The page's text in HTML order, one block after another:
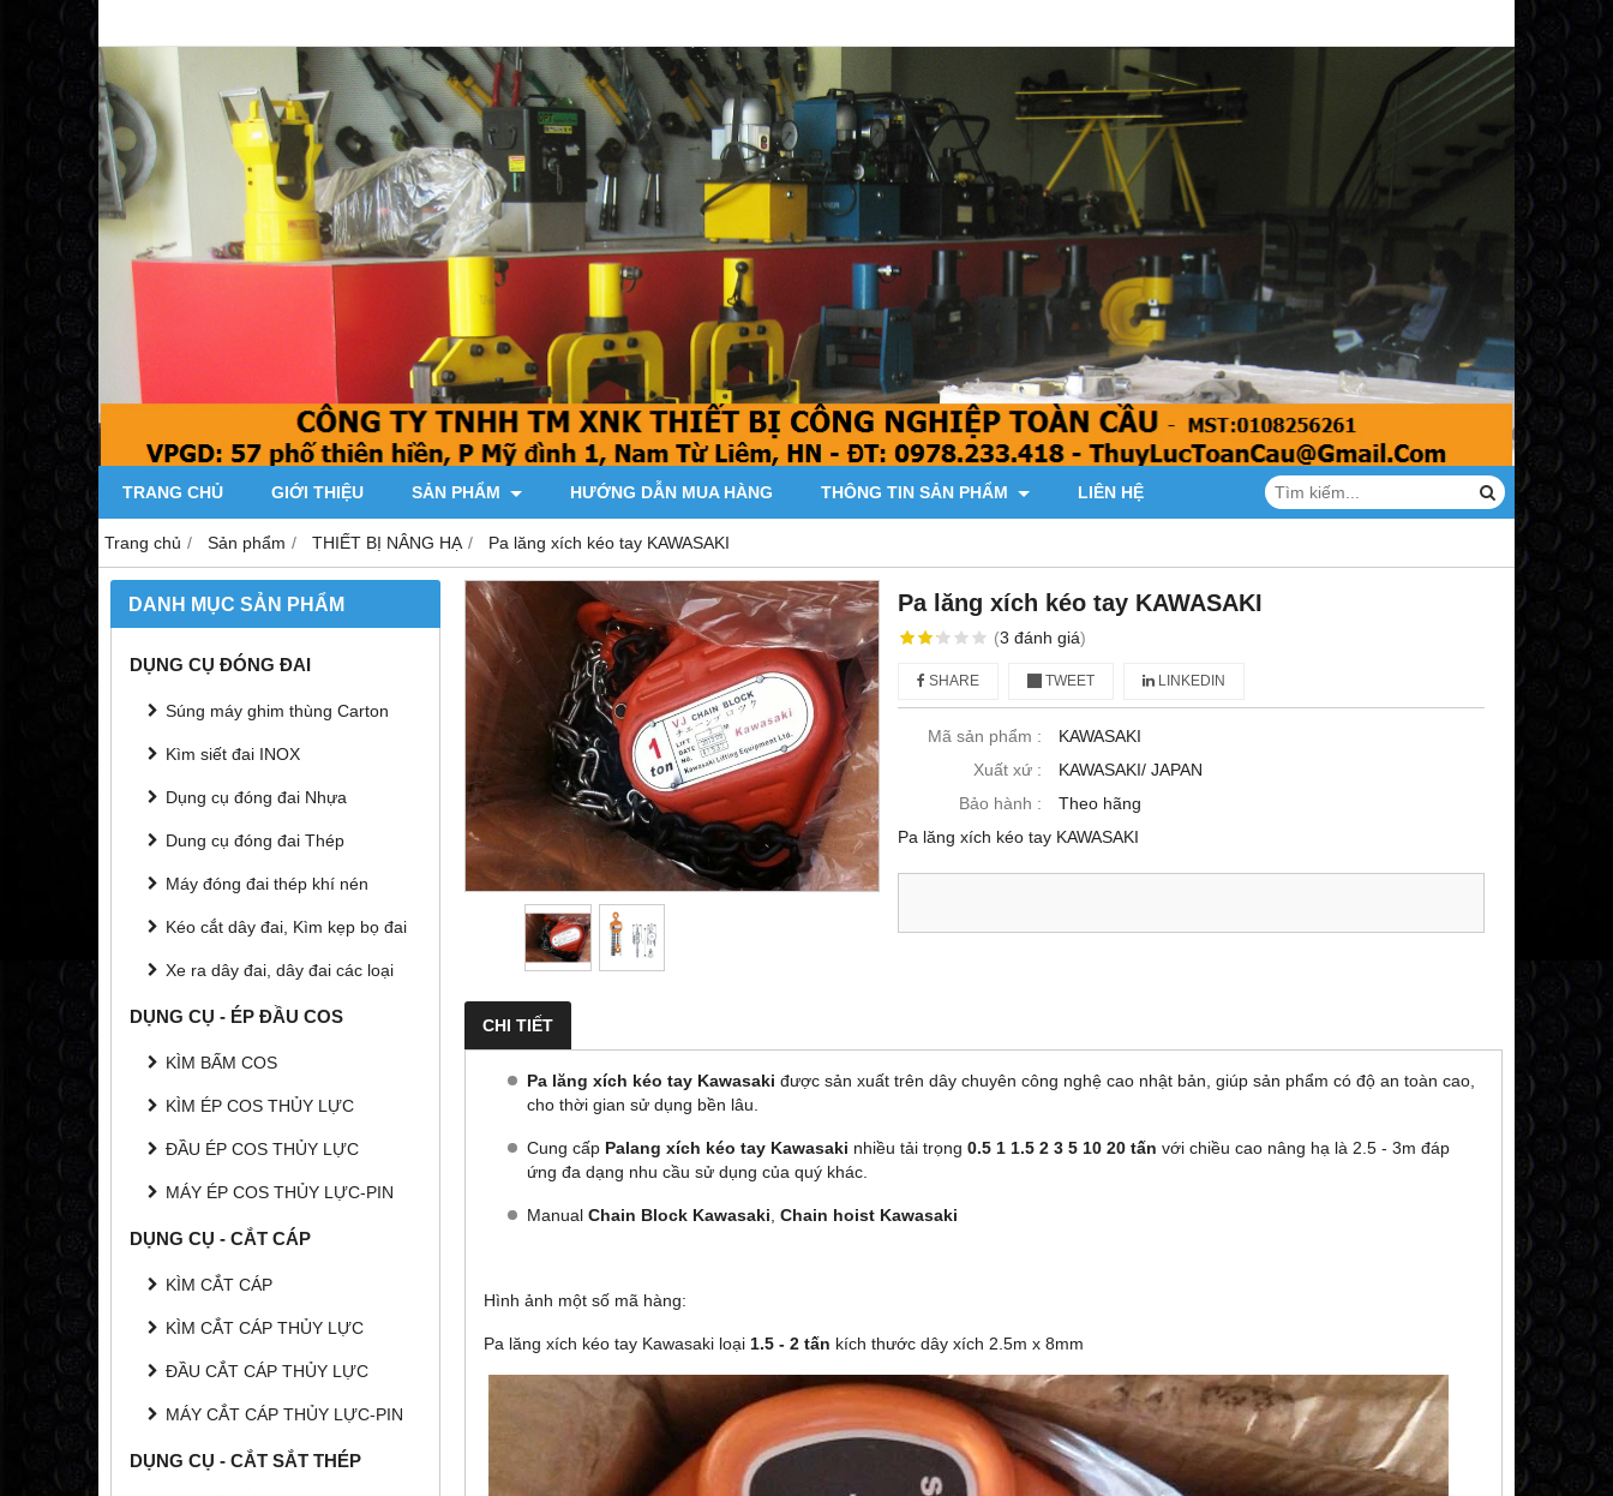
TRANG CHỦ GIỚI THIỆU SẢN PHẨM HƯỚNG DẪN MUA HÀNG THÔNG TIN SẢN PHẨM LIÊN HỆ
Trang chủ Sản phẩm THIẾT BỊ NÂNG HẠ Pa lăng xích kéo tay KAWASAKI
DANH MỤC SẢN PHẨM
DỤNG CỤ ĐÓNG ĐAI
Súng máy ghim thùng Carton
Kìm siết đai INOX
Dụng cụ đóng đai Nhựa
Dung cụ đóng đai Thép
Máy đóng đai thép khí nén
Kéo cắt dây đai, Kìm kẹp bọ đai
Xe ra dây đai, dây đai các loại
DỤNG CỤ - ÉP ĐẦU COS
KÌM BẤM COS
KÌM ÉP COS THỦY LỰC
ĐẦU ÉP COS THỦY LỰC
MÁY ÉP COS THỦY LỰC-PIN
DỤNG CỤ - CẮT CÁP
KÌM CẮT CÁP
KÌM CẮT CÁP THỦY LỰC
ĐẦU CẮT CÁP THỦY LỰC
MÁY CẮT CÁP THỦY LỰC-PIN
DỤNG CỤ - CẮT SẮT THÉP
Pa lăng xích kéo tay KAWASAKI
(3 đánh giá)
SHARE TWEET LINKEDIN
Mã sản phẩm :
KAWASAKI
Xuất xứ :
KAWASAKI/ JAPAN
Bảo hành :
Theo hãng
Pa lăng xích kéo tay KAWASAKI
CHI TIẾT
Pa lăng xích kéo tay Kawasaki được sản xuất trên dây chuyên công nghệ cao nhật bản, giúp sản phẩm có độ an toàn cao,
cho thời gian sử dụng bền lâu.
Cung cấp Palang xích kéo tay Kawasaki nhiều tải trọng 0.5 1 1.5 2 3 5 10 20 tấn với chiều cao nâng hạ là 2.5 - 3m đáp
ứng đa dạng nhu cầu sử dụng của quý khác.
Manual Chain Block Kawasaki Chain hoist Kawasaki
Hình ảnh một số mã hàng:
Pa lăng xích kéo tay Kawasaki loại 1.5 - 2 tấn kích thước dây xích 2.5m x 8mm